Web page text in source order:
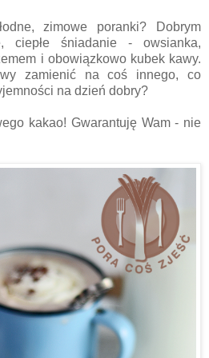
zimowe poranki? Dobrym
ciepłe śniadanie - owsianka,
i obowiązkowo kubek kawy.
zamienić na coś innego, co
na dzień dobry?
kakao! Gwarantuję Wam - nie